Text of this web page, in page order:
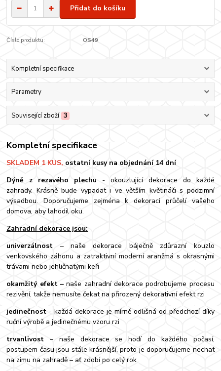
Přidat do košíku
Číslo produktu: OS49
Kompletní specifikace
Parametry
Související zboží 3
Kompletní specifikace
SKLADEM 1 KUS, ostatní kusy na objednání 14 dní
Dýně z rezavého plechu - okouzlující dekorace do každé
zahrady. Krásně bude vypadat i ve větším květináči s podzimní
výsadbou. Doporučujeme zejména k dekoraci průčelí vašeho
domova, aby lahodil oku.
Zahradní dekorace jsou:
univerzálnost – naše dekorace báječně zdůrazní kouzlo
venkovského záhonu a zatraktivní moderní aranžmá s okrasnými
trávami nebo jehličnatými keři
okamžitý efekt –naše zahradní dekorace podrobujeme procesu
rezivění, takže nemusíte čekat na přirozený dekorativní efekt rzi
jedinečnost - každá dekorace je mírně odlišná od předchozí díky
ruční výrobě a jedinečnému vzoru rzi
trvanlivost – naše dekorace se hodí do každého počasí,
postupem času jsou stále krásnější, proto je doporučujeme nechat
na zimu na zahradě – ať zdobí po celý rok